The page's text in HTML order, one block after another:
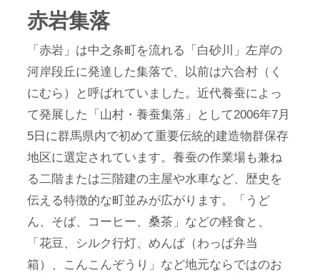
赤岩集落
「赤岩」は中之条町を流れる「白砂川」左岸の
河岸段丘に発達した集落で、以前は六合村（く
にむら）と呼ばれていました。近代養蚕によっ
て発展した「山村・養蚕集落」として2006年7月
5日に群馬県内で初めて重要伝統的建造物群保存
地区に選定されています。養蚕の作業場も兼ね
る二階または三階建の主屋や水車など、歴史を
伝える特徴的な町並みが広がります。「うど
ん、そば、コーヒー、桑茶」などの軽食と、
「花豆、シルク行灯、めんぱ（わっぱ弁当
箱）、こんこんぞうり」など地元ならではのお